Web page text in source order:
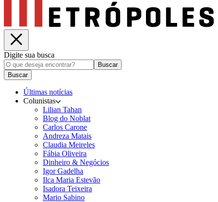
Digite sua busca
Buscar
Buscar
Últimas notícias
Colunistas
Lilian Tahan
Blog do Noblat
Carlos Carone
Andreza Matais
Claudia Meireles
Fábia Oliveira
Dinheiro & Negócios
Igor Gadelha
Ilca Maria Estevão
Isadora Teixeira
Mario Sabino